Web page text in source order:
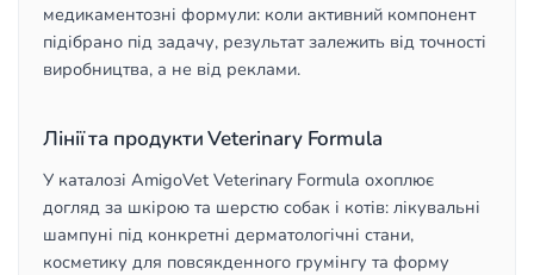
медикаментозні формули: коли активний компонент
підібрано під задачу, результат залежить від точності
виробництва, а не від реклами.
Лінії та продукти Veterinary Formula
У каталозі AmigoVet Veterinary Formula охоплює
догляд за шкірою та шерстю собак і котів: лікувальні
шампуні під конкретні дерматологічні стани,
косметику для повсякденного грумінгу та форму